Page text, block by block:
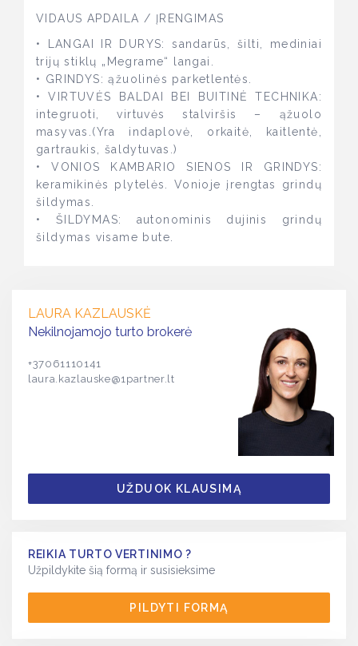
VIDAUS APDAILA / ĮRENGIMAS
• LANGAI IR DURYS: sandarūs, šilti, mediniai
trijų stiklų „Megrame“ langai.
• GRINDYS: ąžuolinės parketlentės.
• VIRTUVĖS BALDAI BEI BUITINĖ TECHNIKA:
integruoti, virtuvės stalviršis – ąžuolo
masyvas.(Yra indaplovė, orkaitė, kaitlentė,
gartraukis, šaldytuvas.)
• VONIOS KAMBARIO SIENOS IR GRINDYS:
keramikinės plytelės. Vonioje įrengtas grindų
šildymas.
• ŠILDYMAS: autonominis dujinis grindų
šildymas visame bute.
LAURA KAZLAUSKĖ
Nekilnojamojo turto brokerė
+37061110141
laura.kazlauske@1partner.lt
UŽDUOK KLAUSIMĄ
REIKIA TURTO VERTINIMO ?
Užpildykite šią formą ir susisieksime
PILDYTI FORMĄ